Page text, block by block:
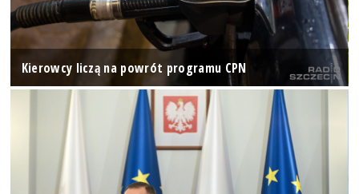
Kierowcy liczą na powrót programu CPN